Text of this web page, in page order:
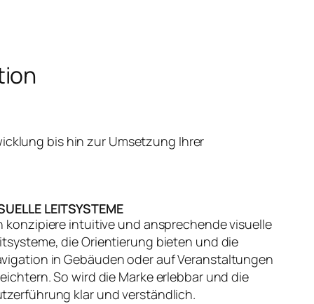
bis hin zur Umsetzung Ihrer
LEITSYSTEME
konzipiere intuitive und ansprechende visuelle
die Orientierung bieten und die
in Gebäuden oder auf Veranstaltungen
So wird die Marke erlebbar und die
klar und verständlich.